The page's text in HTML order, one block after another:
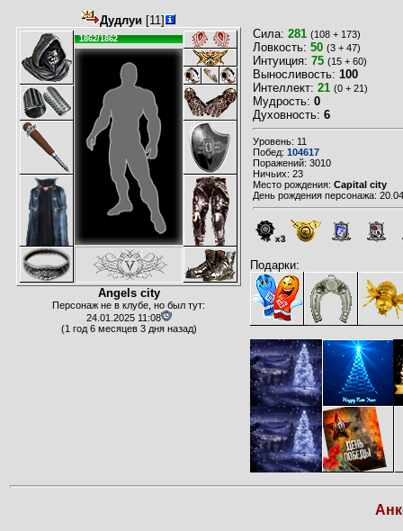
Дудлуи [11]
1862/1862
Angels city
Персонаж не в клубе, но был тут:
24.01.2025 11:08
(1 год 6 месяцев 3 дня назад)
Сила: 281 (108 + 173)
Ловкость: 50 (3 + 47)
Интуиция: 75 (15 + 60)
Выносливость: 100
Интеллект: 21 (0 + 21)
Мудрость: 0
Духовность: 6
Уровень: 11
Побед: 104617
Поражений: 3010
Ничьих: 23
Место рождения: Capital city
День рождения персонажа:
x3
Подарки: